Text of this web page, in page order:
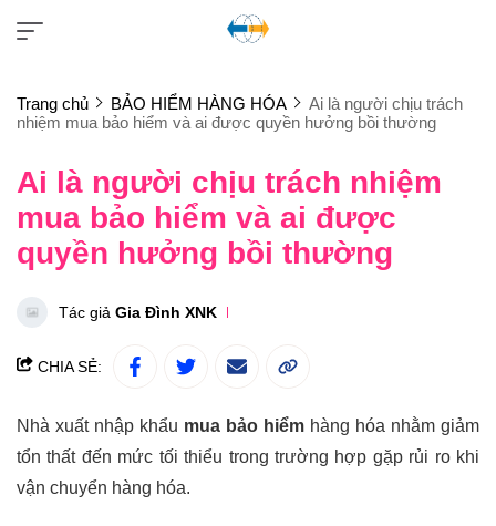
Trang chủ BẢO HIỂM HÀNG HÓA
Ai là người chịu trách
nhiệm mua bảo hiểm và ai được quyền hưởng bồi thường
Ai là người chịu trách nhiệm
mua bảo hiểm và ai được
quyền hưởng bồi thường
Tác giả Gia Đình XNK
CHIA SẺ:
Nhà xuất nhập khẩu mua bảo hiểm hàng hóa nhằm giảm
tổn thất đến mức tối thiểu trong trường hợp gặp rủi ro khi
vận chuyển hàng hóa.